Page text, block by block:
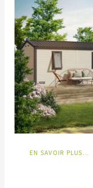
EN SAVOIR PLUS...